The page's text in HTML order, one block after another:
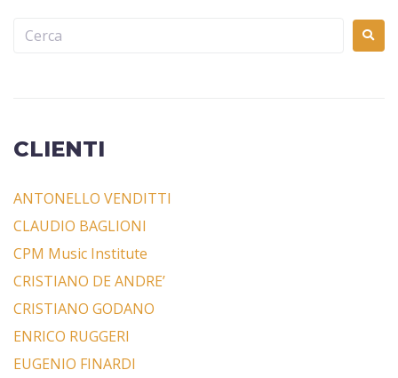
CLIENTI
ANTONELLO VENDITTI
CLAUDIO BAGLIONI
CPM Music Institute
CRISTIANO DE ANDRE’
CRISTIANO GODANO
ENRICO RUGGERI
EUGENIO FINARDI